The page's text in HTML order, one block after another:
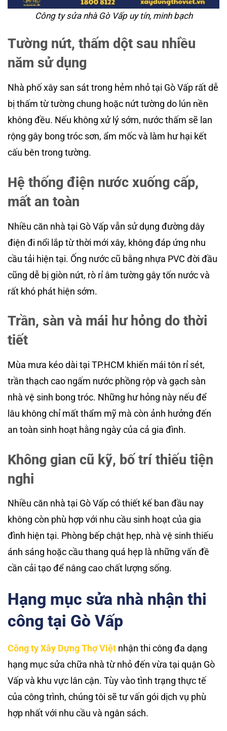
Công ty sửa nhà Gò Vấp uy tín, minh bạch
Tường nứt, thấm dột sau nhiều
năm sử dụng
Nhà phố xây san sát trong hẻm nhỏ tại Gò Vấp rất dễ
bị thấm từ tường chung hoặc nứt tường do lún nền
không đều. Nếu không xử lý sớm, nước thấm sẽ lan
rộng gây bong tróc sơn, ẩm mốc và làm hư hại kết
cấu bên trong tường.
Hệ thống điện nước xuống cấp,
mất an toàn
Nhiều căn nhà tại Gò Vấp vẫn sử dụng đường dây
điện đi nổi lắp từ thời mới xây, không đáp ứng nhu
cầu tải hiện tại. Ống nước cũ bằng nhựa PVC đời đầu
cũng dễ bị giòn nứt, rò rỉ âm tường gây tốn nước và
rất khó phát hiện sớm.
Trần, sàn và mái hư hỏng do thời
tiết
Mùa mưa kéo dài tại TP.HCM khiến mái tôn rỉ sét,
trần thạch cao ngấm nước phồng rộp và gạch sàn
nhà vệ sinh bong tróc. Những hư hỏng này nếu để
lâu không chỉ mất thẩm mỹ mà còn ảnh hưởng đến
an toàn sinh hoạt hằng ngày của cả gia đình.
Không gian cũ kỹ, bố trí thiếu tiện
nghi
Nhiều căn nhà tại Gò Vấp có thiết kế ban đầu nay
không còn phù hợp với nhu cầu sinh hoạt của gia
đình hiện tại. Phòng bếp chật hẹp, nhà vệ sinh thiếu
ánh sáng hoặc cầu thang quá hẹp là những vấn đề
cần cải tạo để nâng cao chất lượng sống.
Hạng mục sửa nhà nhận thi
công tại Gò Vấp
Công ty Xây Dựng Thợ Việt nhận thi công đa dạng
hạng mục sửa chữa nhà từ nhỏ đến vừa tại quận Gò
Vấp và khu vực lân cận. Tùy vào tình trạng thực tế
của công trình, chúng tôi sẽ tư vấn gói dịch vụ phù
hợp nhất với nhu cầu và ngân sách.